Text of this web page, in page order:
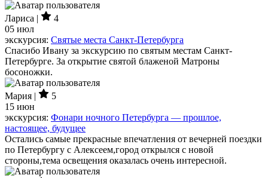
Лариса |
4
05 июл
экскурсия: Святые места Санкт-Петербурга
Спасибо Ивану за экскурсию по святым местам Санкт-
Петербурге. За открытие святой блаженой Матроны
босоножки.
Мария |
5
15 июн
экскурсия: Фонари ночного Петербурга — прошлое,
настоящее, будущее
Остались самые прекрасные впечатления от вечерней поездки
по Петербургу с Алексеем,город открылся с новой
стороны,тема освещения оказалась очень интересной.